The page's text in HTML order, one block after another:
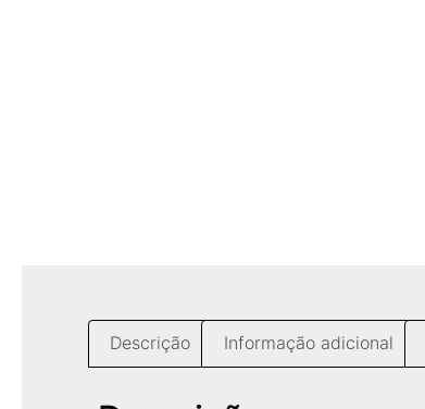
Descrição Informação adicional